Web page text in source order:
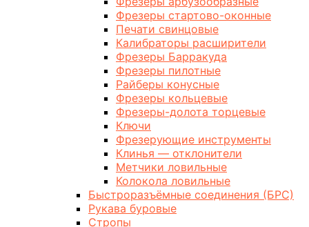
Фрезеры стартово-оконные
Печати свинцовые
Калибраторы расширители
Фрезеры Барракуда
Фрезеры пилотные
Райберы конусные
Фрезеры кольцевые
Фрезеры-долота торцевые
Ключи
Фрезерующие инструменты
Клинья — отклонители
Метчики ловильные
Колокола ловильные
Быстроразъёмные соединения (БРС)
Рукава буровые
Стропы